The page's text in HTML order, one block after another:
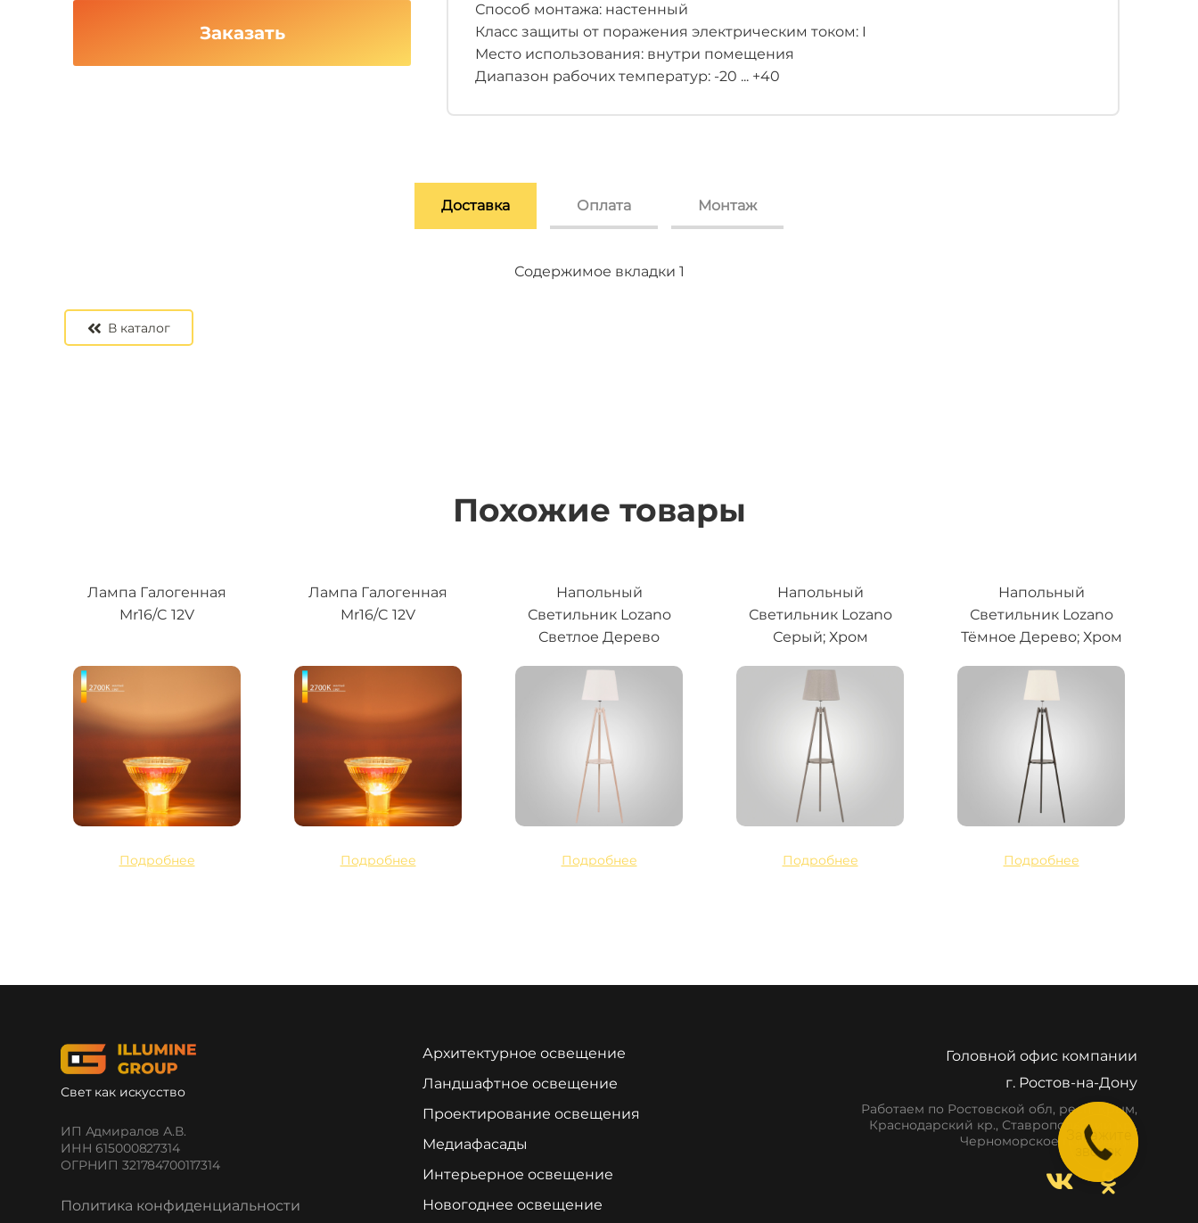
Заказать
Способ монтажа: настенный
Класс защиты от поражения электрическим током: I
Место использования: внутри помещения
Диапазон рабочих температур: -20 ... +40
Доставка Оплата Монтаж
Содержимое вкладки 1
Содержимое вкладки 2
Содержимое вкладки 3
В каталог
Похожие товары
Лампа Галогенная
Mr16/C 12V
Подробнее
Лампа Галогенная
Mr16/C 12V
Подробнее
Напольный
Светильник Lozano
Светлое Дерево
Подробнее
Напольный
Светильник Lozano
Серый; Хром
Подробнее
Напольный
Светильник Lozano
Тёмное Дерево; Хром
Подробнее
Свет как искусство
ИП Адмиралов А.В.
ИНН 615000827314
ОГРНИП 321784700117314
Политика конфиденциальности
Архитектурное освещение
Ландшафтное освещение
Проектирование освещения
Медиафасады
Интерьерное освещение
Новогоднее освещение
Головной офис компании
г. Ростов-на-Дону
Работаем по Ростовской обл, респ. Крым,
Краснодарский кр., Ставропольский кр.,
Черноморское побережье
Закажите
звонок